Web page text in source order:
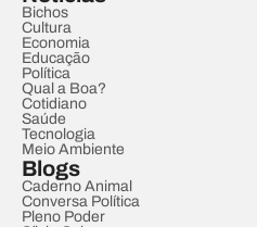
Bichos
Cultura
Economia
Educação
Política
Qual a Boa?
Cotidiano
Saúde
Tecnologia
Meio Ambiente
Blogs
Caderno Animal
Conversa Política
Pleno Poder